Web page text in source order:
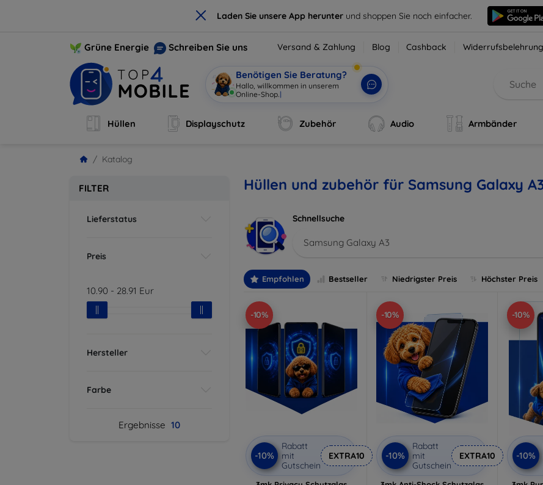
× Laden Sie unsere App herunter und shoppen Sie noch einfacher.
Grüne Energie Schreiben Sie uns Versand & Zahlung Blog Cashback Widerrufsbelehrung
Benötigen Sie Beratung?
Hallo, willkommen in unserem
Online-Shop. |
Hüllen Displayschutz Zubehör Audio Armbänder
Katalog
FILTER
Lieferstatus
Preis
10.90 - 28.91 Eur
Hersteller
Farbe
Ergebnisse 10
Hüllen und zubehör für Samsung Galaxy
Schnellsuche
Samsung Galaxy A3
Empfohlen Bestseller Niedrigster Preis Höchster Preis
-10%
-10%
Rabatt
mit
Gutschein
EXTRA10
-10%
-10%
Rabatt
mit
Gutschein
EXTRA10
-10%
-10%